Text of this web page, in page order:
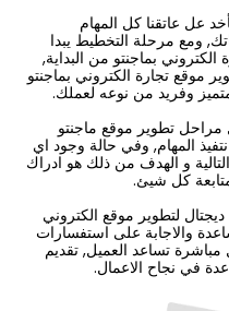
عل عاتقنا كل المهام
ومع مرحلة التخطيط يبدا
بماجنتو من البداية,
موقع تجارة الكتروني بماجنتو
وفريد من نوعه لعملك.
تطوير موقع ماجنتو
المهام, وفي حالة وجود اي
و الهدف من ذلك هو ادراك
كل شيئ.
لتطوير موقع الكتروني
والاجابة على استفسارات
مباشرة تساعد العميل, تقديم
في نجاح الاعمال.